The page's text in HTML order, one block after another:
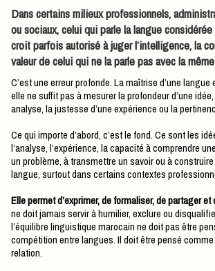
Dans certains milieux professionnels,
ou sociaux, celui qui parle la langue
croit parfois autorisé à juger l’intelligence, la
valeur de celui qui ne la parle pas avec la
C’est une erreur profonde. La maîtrise d’une langue est importante, mais
elle ne suffit pas à mesurer la profondeur d’une
analyse, la justesse d’une expérience ou la
Ce qui importe d’abord, c’est le fond. Ce sont les
l’analyse, l’expérience, la capacité à comprendre
un problème, à transmettre un savoir ou à
langue, surtout dans certains contextes
Elle permet d’exprimer, de formaliser, de partager et
ne doit jamais servir à humilier, exclure ou
l’équilibre linguistique marocain ne doit pas être
compétition entre langues. Il doit être pensé
relation.